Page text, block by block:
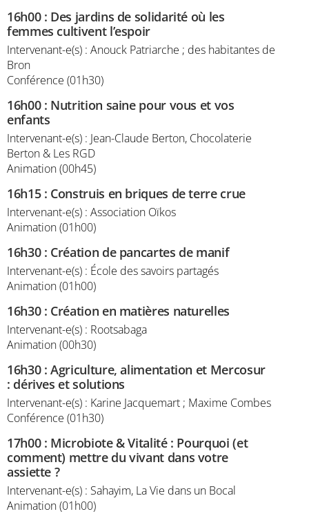
16h00: Des jardins de solidarité où les
femmes cultivent l’espoir
Intervenant-e(s) : Anouck Patriarche ; des habitantes de
Bron
Conférence (01h30)
16h00: Nutrition saine pour vous et vos
enfants
Intervenant-e(s) : Jean-Claude Berton, Chocolaterie
Berton & Les RGD
Animation (00h45)
16h15: Construis en briques de terre crue
Intervenant-e(s) : Association Oïkos
Animation (01h00)
16h30: Création de pancartes de manif
Intervenant-e(s) : École des savoirs partagés
Animation (01h00)
16h30: Création en matières naturelles
Intervenant-e(s) : Rootsabaga
Animation (00h30)
16h30:Agriculture, alimentation et Mercosur
: dérives et solutions
Intervenant-e(s) : Karine Jacquemart ; Maxime Combes
Conférence (01h30)
17h00: Microbiote & Vitalité : Pourquoi (et
comment) mettre du vivant dans votre
assiette ?
Intervenant-e(s) : Sahayim, La Vie dans un Bocal
Animation (01h00)